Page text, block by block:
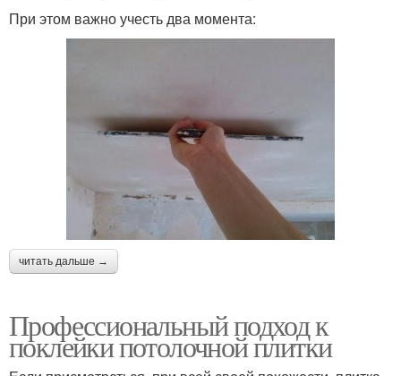
При этом важно учесть два момента:
читать дальше →
Профессиональный подход к
поклейки потолочной плитки